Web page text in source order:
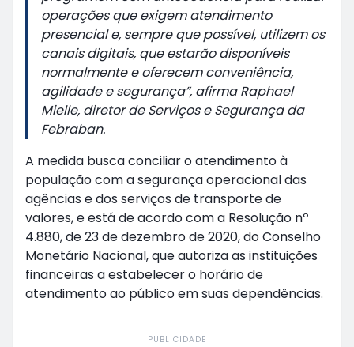
operações que exigem atendimento
presencial e, sempre que possível, utilizem os
canais digitais, que estarão disponíveis
normalmente e oferecem conveniência,
agilidade e segurança”, afirma Raphael
Mielle, diretor de Serviços e Segurança da
Febraban.
A medida busca conciliar o atendimento à
população com a segurança operacional das
agências e dos serviços de transporte de
valores, e está de acordo com a Resolução nº
4.880, de 23 de dezembro de 2020, do Conselho
Monetário Nacional, que autoriza as instituições
financeiras a estabelecer o horário de
atendimento ao público em suas dependências.
PUBLICIDADE